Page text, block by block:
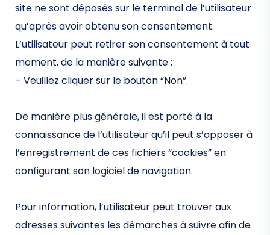
site ne sont déposés sur le terminal de l’utilisateur
qu’après avoir obtenu son consentement.
L’utilisateur peut retirer son consentement à tout
moment, de la manière suivante :
– Veuillez cliquer sur le bouton “Non”.
De manière plus générale, il est porté à la
connaissance de l’utilisateur qu’il peut s’opposer à
l’enregistrement de ces fichiers “cookies” en
configurant son logiciel de navigation.
Pour information, l’utilisateur peut trouver aux
adresses suivantes les démarches à suivre afin de